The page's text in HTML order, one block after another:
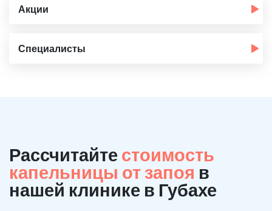
Акции
Специалисты
Рассчитайте стоимость
капельницы от запоя в
нашей клинике в Губахе